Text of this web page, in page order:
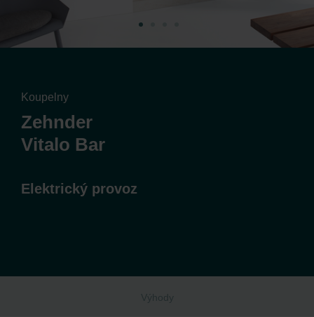
Koupelny
Zehnder
Vitalo Bar
Elektrický provoz
Výhody